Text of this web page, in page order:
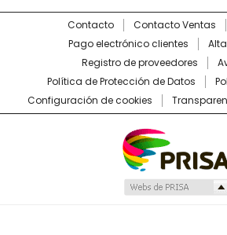
Contacto Contacto Ventas
Pago electrónico clientes
Registro de proveedores
Política de Protección de Datos
Configuración de cookies